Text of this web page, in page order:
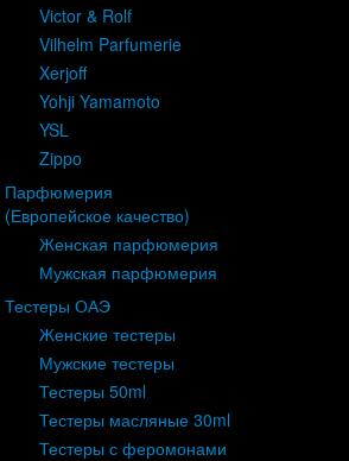
Victor & Rolf
Vilhelm Parfumerie
Xerjoff
Yohji Yamamoto
YSL
Zippo
Парфюмерия
(Европейское качество)
Женская парфюмерия
Мужская парфюмерия
Тестеры ОАЭ
Женские тестеры
Мужские тестеры
Тестеры 50ml
Тестеры масляные 30ml
Тестеры с феромонами